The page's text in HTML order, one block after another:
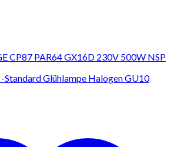
CP87 PAR64 GX16D 230V 500W NSP